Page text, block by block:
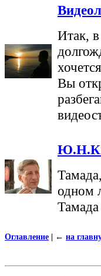
Итак,
Вы
одном
Тамада
Оглавление ← на